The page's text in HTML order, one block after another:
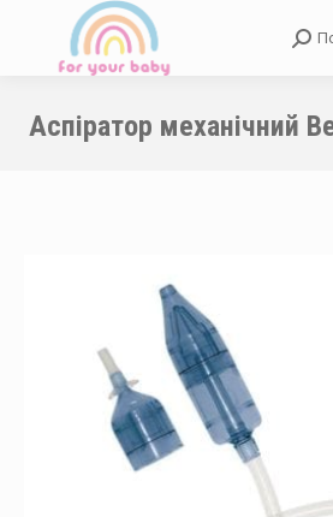
Аспіратор механічний